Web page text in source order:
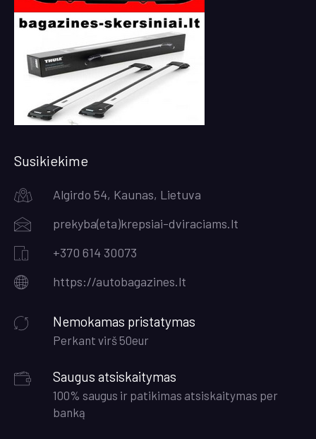
Susikiekime
Algirdo 54, Kaunas, Lietuva
prekyba(eta)krepsiai-dviraciams.lt
+370 614 30073
https://autobagazines.lt
Nemokamas pristatymas
Perkant virš 50eur
Saugus atsiskaitymas
100% saugus ir patikimas atsiskaitymas per
banką